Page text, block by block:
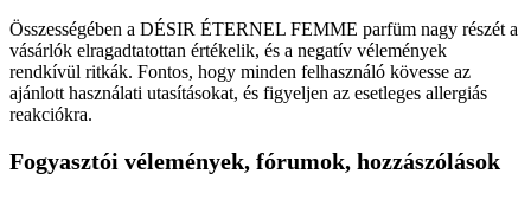
Összességében a DÉSIR ÉTERNEL FEMME parfüm nagy részét a
vásárlók elragadtatottan értékelik, és a negatív vélemények
rendkívül ritkák. Fontos, hogy minden felhasználó kövesse az
ajánlott használati utasításokat, és figyeljen az esetleges allergiás
reakciókra.
Fogyasztói vélemények, fórumok, hozzászólások